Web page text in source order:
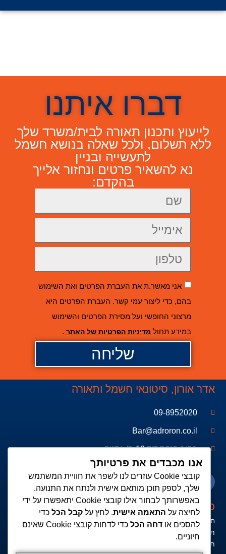
דברו איתנו
לייעוץ ותכנון תאורה לבית/משרד שלך
ללא תשלום, ולכל שאלה בנושא חשמל
לתעשייה ובניין
נא להשאיר פרטים ונחזור אלייך
בהקדם:
אני מאשר.ת את העברת הפרטים ואת השימוש
בהם, כדי ליצור עמי קשר. העברת הפרטים היא
מרצוני החופשי ועל מסירת הפרטים והשימוש
במידע תחול מדיניות הפרטיות של האתר .
שליחה
אדר אורון, סיטונאי חשמל ותאורה
09-8952020
Bar@adroron.co.il
רחוב פנקס דוד 10 ב', נתניה
כדאי לדעת
חנות חשמל
תאורה לסלון
תאורת לד לעומת פלורסנט-מה באמת חסכוני יותר?
אנו מכבדים את פרטיותך
קובצי Cookie עוזרים לנו לשפר את חוויית המשתמש
שלך, לספק תוכן מותאם אישית ולנתח את התנועה.
באפשרותך לבחור אילו קובצי Cookie יתאפשרו על ידי
לחיצה על התאמה אישית. לחץ על קבל הכלכדי
להסכים או דחה הכל
כדי לדחות קובצי Cookie שאינם
חיוניים.